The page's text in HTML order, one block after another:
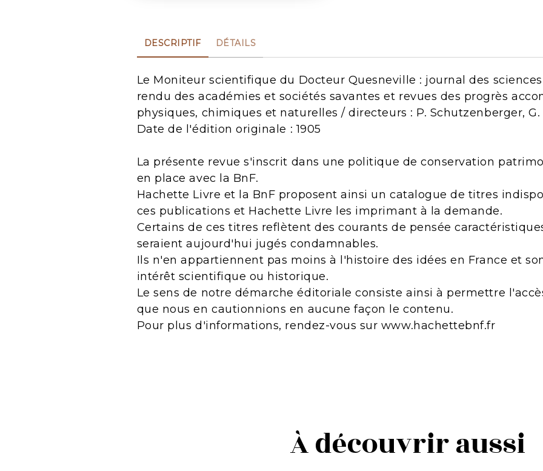
DESCRIPTIF DÉTAILS
Le Moniteur scientifique du Docteur Quesneville : journal des
rendu des académies et sociétés savantes et revues des progrès
physiques, chimiques et naturelles / directeurs : P. Schutzenberger,
Date de l'édition originale : 1905
La présente revue s'inscrit dans une politique de conservation
en place avec la BnF.
Hachette Livre et la BnF proposent ainsi un catalogue de titres
ces publications et Hachette Livre les imprimant à la demande.
Certains de ces titres reflètent des courants de pensée
seraient aujourd'hui jugés condamnables.
Ils n'en appartiennent pas moins à l'histoire des idées en France et
intérêt scientifique ou historique.
Le sens de notre démarche éditoriale consiste ainsi à permettre
que nous en cautionnions en aucune façon le contenu.
Pour plus d'informations, rendez-vous sur www.hachettebnf.fr
À découvrir aussi